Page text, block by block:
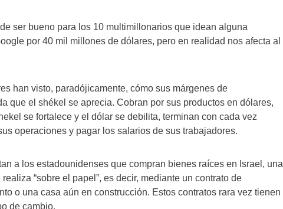
ser bueno para los 10 multimillonarios que idean alguna
por 40 mil millones de dólares, pero en realidad nos afecta al
han visto, paradójicamente, cómo sus márgenes de
que el shékel se aprecia. Cobran por sus productos en dólares,
se fortalece y el dólar se debilita, terminan con cada vez
operaciones y pagar los salarios de sus trabajadores.
a los estadounidenses que compran bienes raíces en Israel, una
“sobre el papel”, es decir, mediante un contrato de
o una casa aún en construcción. Estos contratos rara vez tienen
de cambio.